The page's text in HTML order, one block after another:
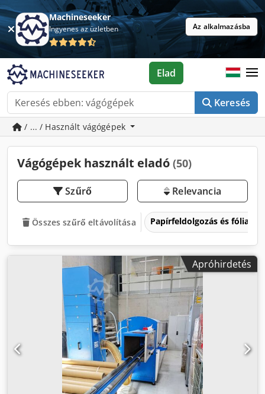
Machineseeker
Ingyenes az üzletben Az alkalmazásba
Keresés
Elad
/ ... / Használt vágógépek
Vágógépek használt eladó (50)
Szűrő Relevancia
Összes szűrő eltávolítása Papírfeldolgozás és
Apróhirdetés